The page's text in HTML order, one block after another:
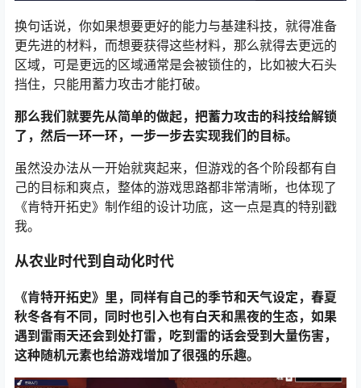
换句话说，你如果想要更好的能力与基建科技，就得准备
更先进的材料，而想要获得这些材料，那么就得去更远的
区域，可是更远的区域通常是会被锁住的，比如被大石头
挡住，只能用蓄力攻击才能打破。
那么我们就要先从简单的做起，把蓄力攻击的科技给解锁
了，然后一环一环，一步一步去实现我们的目标。
虽然没办法从一开始就爽起来，但游戏的各个阶段都有自
己的目标和爽点，整体的游戏思路都非常清晰，也体现了
《肯特开拓史》制作组的设计功底，这一点是真的特别戳
我。
从农业时代到自动化时代
《肯特开拓史》里，同样有自己的季节和天气设定，春夏
秋冬各有不同，同时也引入也有白天和黑夜的生态，如果
遇到雷雨天还会到处打雷，吃到雷的话会受到大量伤害，
这种随机元素也给游戏增加了很强的乐趣。